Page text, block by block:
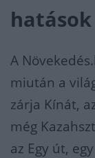
hatások
A
miután a
zárja Kínát,
még
az Egy út,